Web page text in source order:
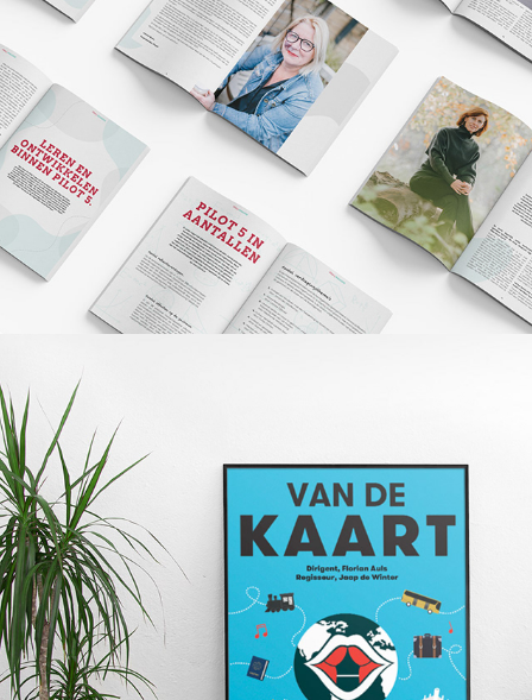
Pilot 5 Magazine
Voicebox